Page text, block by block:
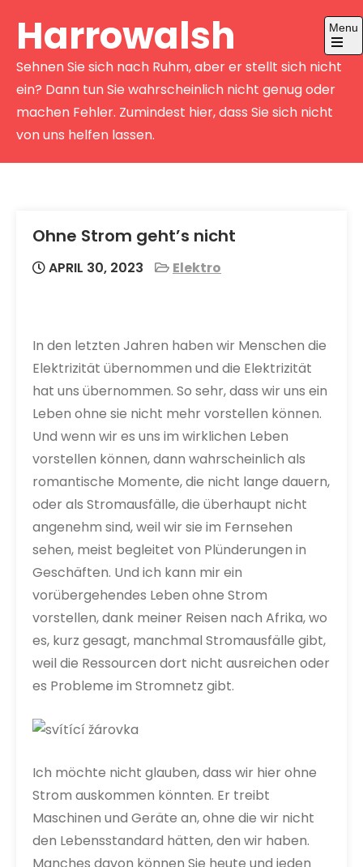
Harrowalsh
Sehnen Sie sich nach Ruhm, aber er stellt sich nicht
ein? Dann tun Sie wahrscheinlich nicht genug oder
machen Fehler. Zumindest hier, dass Sie sich nicht
von uns helfen lassen.
Menu
Open
the
menu
Ohne Strom geht’s nicht
APRIL 30, 2023 Elektro
In den letzten Jahren haben wir Menschen die
Elektrizität übernommen und die Elektrizität
hat uns übernommen. So sehr, dass wir uns ein
Leben ohne sie nicht mehr vorstellen können.
Und wenn wir es uns im wirklichen Leben
vorstellen können, dann wahrscheinlich als
romantische Momente, die nicht lange dauern,
oder als Stromausfälle, die überhaupt nicht
angenehm sind, weil wir sie im Fernsehen
sehen, meist begleitet von Plünderungen in
Geschäften. Und ich kann mir ein
vorübergehendes Leben ohne Strom
vorstellen, dank meiner Reisen nach Afrika, wo
es, kurz gesagt, manchmal Stromausfälle gibt,
weil die Ressourcen dort nicht ausreichen oder
es Probleme im Stromnetz gibt.
Ich möchte nicht glauben, dass wir hier ohne
Strom auskommen könnten. Er treibt
Maschinen und Geräte an, ohne die wir nicht
den Lebensstandard hätten, den wir haben.
Manches davon können Sie heute und jeden